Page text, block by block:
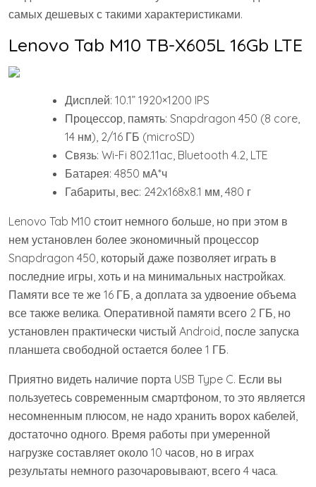
самых дешевых с такими характеристиками.
Lenovo Tab M10 TB-X605L 16Gb LTE
Дисплей: 10.1” 1920×1200 IPS
Процессор, память: Snapdragon 450 (8 core,
14 нм), 2/16 ГБ (microSD)
Связь: Wi-Fi 802.11ac, Bluetooth 4.2, LTE
Батарея: 4850 мА*ч
Габариты, вес: 242x168x8.1 мм, 480 г
Lenovo Tab M10 стоит немного больше, но при этом в
нем установлен более экономичный процессор
Snapdragon 450, который даже позволяет играть в
последние игры, хоть и на минимальных настройках.
Памяти все те же 16 ГБ, а доплата за удвоение объема
все также велика. Оперативной памяти всего 2 ГБ, но
установлен практически чистый Android, после запуска
планшета свободной остается более 1 ГБ.
Приятно видеть наличие порта USB Type C. Если вы
пользуетесь современным смартфоном, то это является
несомненным плюсом, не надо хранить ворох кабелей,
достаточно одного. Время работы при умеренной
нагрузке составляет около 10 часов, но в играх
результаты немного разочаровывают, всего 4 часа.